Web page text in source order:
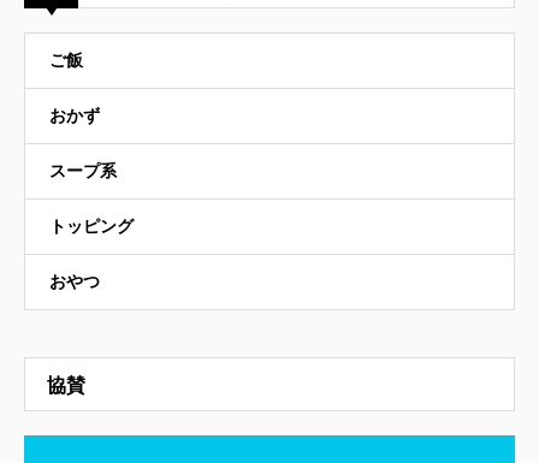
ご飯
おかず
スープ系
トッピング
おやつ
協賛